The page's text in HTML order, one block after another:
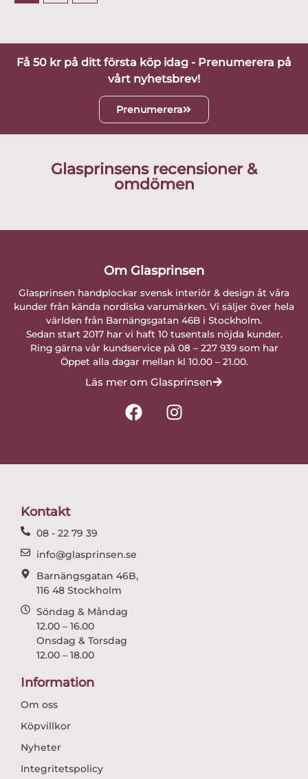
Få 50 kr på ditt första köp idag - Prenumerera på
vårt nyhetsbrev!
Prenumerera
Glasprinsens recensioner &
omdömen
Om Glasprinsen
Glasprinsen handplockar svensk interiör & design åt våra
kunder från kända nordiska varumärken. Vi säljer över hela
världen från Barnängsgatan 46B i Stockholm.
Sedan start 2017 har vi haft 10 tusentals nöjda kunder.
Ring gärna vår kundservice på 08 – 227 939 som har
Öppet alla dagar mellan kl 10.00 – 21.00.
Läs mer om Glasprinsen
F
a
I
n
Kontakt
08 - 22 79 39
info@glasprinsen.se
Barnängsgatan 46B,
116 48 Stockholm
Söndag & Måndag
12.00 – 16.00
Onsdag & Torsdag
12.00 – 18.00
Information
Om oss
Köpvillkor
Nyheter
Integritetspolicy